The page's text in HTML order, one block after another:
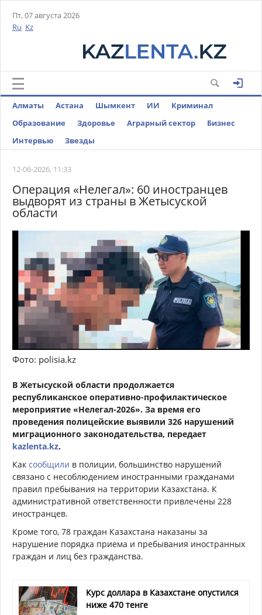
Пт, 07 августа 2026
Ru Kz
Алматы Астана Шымкент ИИ
Криминал
Образование
Здоровье Аграрный сектор
Бизнес
Интервью
Звезды
12-06-2026, 11:33
Операция «Нелегал»: 60 иностранцев
выдворят из страны в Жетысуской
области
Фото: polisia.kz
В Жетысуской области продолжается
республиканское оперативно-профилактическое
мероприятие «Нелегал-2026». За время его
проведения полицейские выявили 326 нарушений
миграционного законодательства, передает
kazlenta.kz.
Как сообщили в полиции, большинство нарушений
связано с несоблюдением иностранными гражданами
правил пребывания на территории Казахстана. К
административной ответственности привлечены 228
иностранцев.
Кроме того, 78 граждан Казахстана наказаны за
нарушение порядка приема и пребывания иностранных
граждан и лиц без гражданства.
Курс доллара в Казахстане опустился
ниже 470 тенге